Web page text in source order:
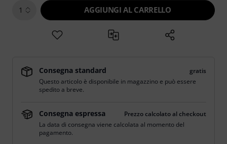
1 AGGIUNGI AL CARRELLO
Consegna standard
gratis
Questo articolo è disponibile in magazzino e può essere
spedito a breve.
Consegna espressa
Prezzo calcolato al checkout
La data di consegna viene calcolata al momento del
pagamento.